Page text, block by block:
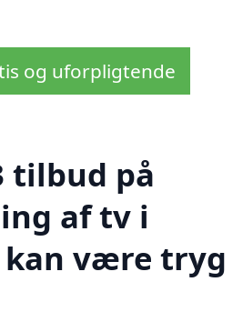
og uforpligtende
tilbud på
af tv i
kan være tryg